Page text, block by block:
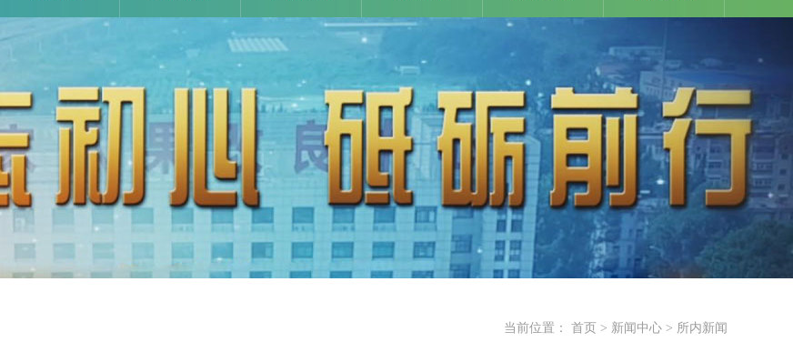
当前位置： 首页 > 新闻中心 > 所内新闻